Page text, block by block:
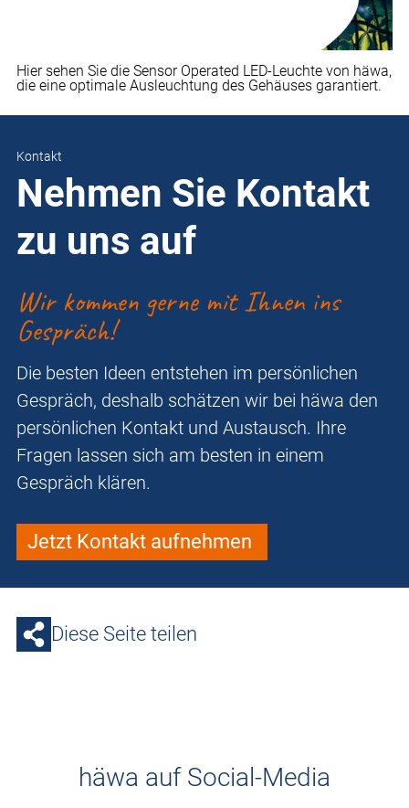
Hier sehen Sie die Sensor Operated LED-Leuchte von häwa,
die eine optimale Ausleuchtung des Gehäuses garantiert.
Kontakt
Nehmen Sie Kontakt
zu uns auf
Wir kommen gerne mit Ihnen ins
Gespräch!
Die besten Ideen entstehen im persönlichen
Gespräch, deshalb schätzen wir bei häwa den
persönlichen Kontakt und Austausch. Ihre
Fragen lassen sich am besten in einem
Gespräch klären.
Jetzt Kontakt aufnehmen
Diese Seite teilen
häwa auf Social-Media